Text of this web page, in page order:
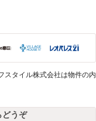
スタイル株式会社は物件の内
どうぞ